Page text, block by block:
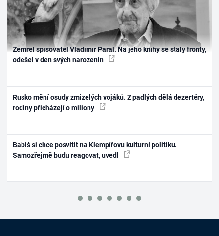
Zemřel spisovatel Vladimír Páral. Na jeho knihy se stály fronty,
odešel v den svých narozenin
Rusko mění osudy zmizelých vojáků. Z padlých dělá dezertéry,
rodiny přicházejí o miliony
Babiš si chce posvítit na Klempířovu kulturní politiku.
Samozřejmě budu reagovat, uvedl